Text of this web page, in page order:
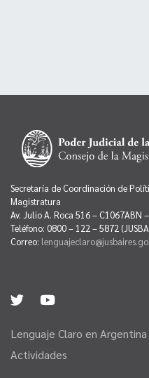
Secretaría de Coordinación de
Magistratura
Av. Julio A. Roca 516 – C1067ABN
Teléfono: 0800 – 122 – 5872
Correo:
Lenguaje Claro en Argentina
Actividades